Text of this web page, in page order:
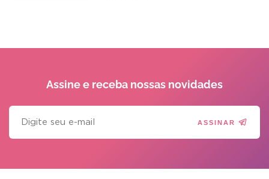
Assine e receba nossas novidades
ASSINAR